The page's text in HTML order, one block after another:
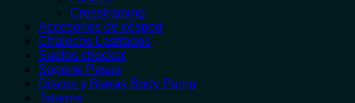
Crosstraining
Accesorios de césped
Chalecos Lastrados
Suelos checker
Soporte Pesas
Discos y Barras Body Pump
Tatamis